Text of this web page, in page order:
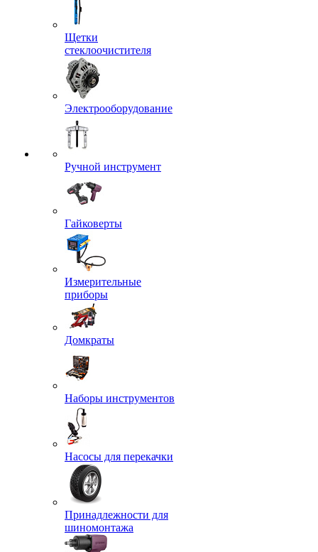
Щетки
стеклоочистителя
Электрооборудование
Ручной инструмент
Гайковерты
Измерительные
приборы
Домкраты
Наборы инструментов
Насосы для перекачки
Принадлежности для
шиномонтажа